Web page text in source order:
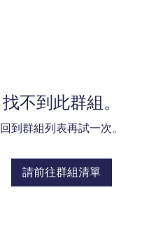
找不到此群組。
回到群組列表再試一次。
請前往群組清單